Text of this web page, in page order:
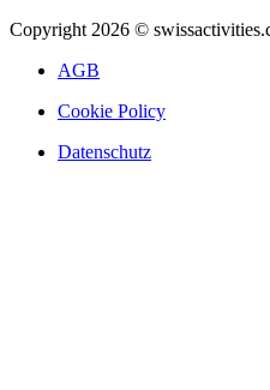
Copyright 2026 ©
AGB
Cookie Policy
Datenschutz